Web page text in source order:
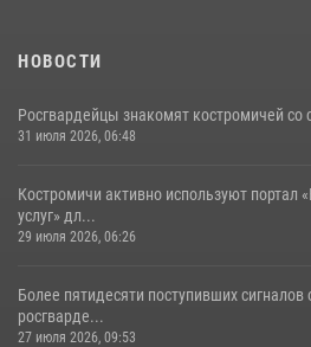
НОВОСТИ
Росгвардейцы знакомят костромичей со
31 июля 2026, 06:48
Костромичи активно используют портал
услуг» дл...
29 июля 2026, 06:26
Более пятидесяти поступивших сигналов
росгварде...
27 июля 2026, 09:53